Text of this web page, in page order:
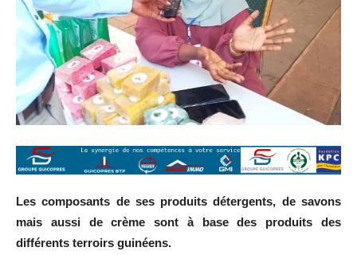
Les composants de ses produits détergents, de savons
mais aussi de crème sont à base des produits des
différents terroirs guinéens.